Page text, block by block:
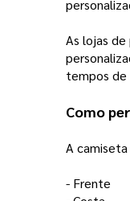
As lojas
tempos de
Como
A
- Frente